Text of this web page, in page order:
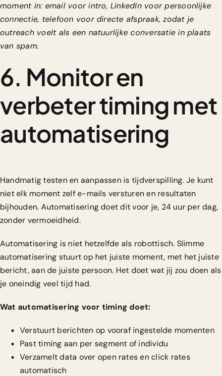
moment in: email voor intro, LinkedIn voor persoonlijke
connectie, telefoon voor directe afspraak, zodat je
outreach voelt als een natuurlijke conversatie in plaats
van spam.
6. Monitor en
verbeter timing met
automatisering
Handmatig testen en aanpassen is tijdverspilling. Je kunt
niet elk moment zelf e-mails versturen en resultaten
bijhouden. Automatisering doet dit voor je, 24 uur per dag,
zonder vermoeidheid.
Automatisering is niet hetzelfde als robottisch. Slimme
automatisering stuurt op het juiste moment, met het juiste
bericht, aan de juiste persoon. Het doet wat jij zou doen als
je oneindig veel tijd had.
Wat automatisering voor timing doet:
Verstuurt berichten op vooraf ingestelde momenten
Past timing aan per segment of individu
Verzamelt data over open rates en click rates
automatisch